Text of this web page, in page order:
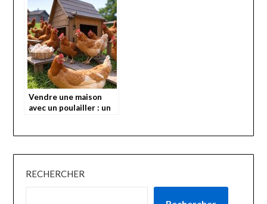
Vendre une maison
avec un poulailler : un
RECHERCHER